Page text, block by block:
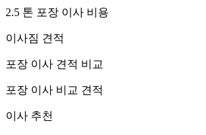
2.5 톤 포장 이사 비용
이사짐 견적
포장 이사 견적 비교
포장 이사 비교 견적
이사 추천